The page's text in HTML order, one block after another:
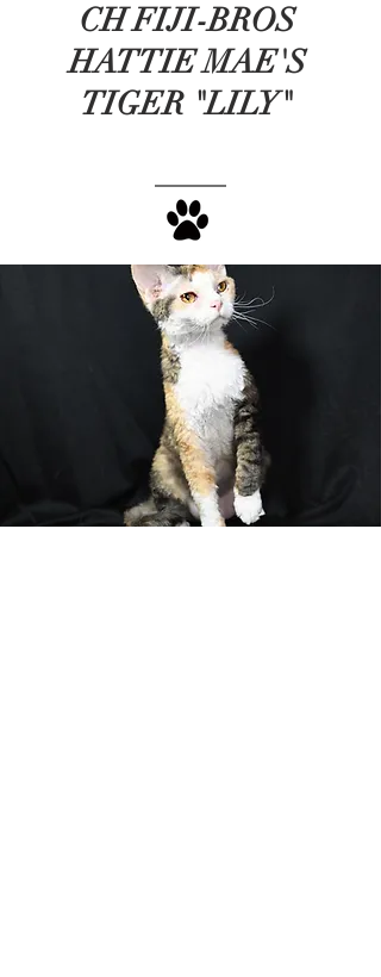
CH FIJI-BROS
HATTIE MAE'S
TIGER "LILY"